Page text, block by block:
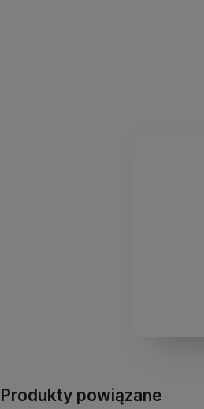
Produkty powiązane